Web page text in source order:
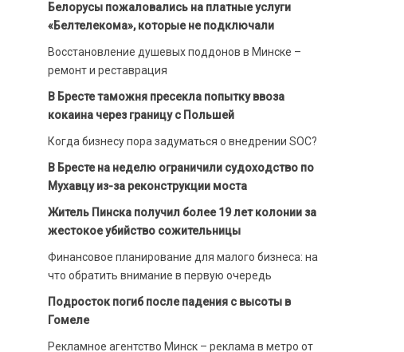
Белорусы пожаловались на платные услуги
«Белтелекома», которые не подключали
Восстановление душевых поддонов в Минске –
ремонт и реставрация
В Бресте таможня пресекла попытку ввоза
кокаина через границу с Польшей
Когда бизнесу пора задуматься о внедрении SOC?
В Бресте на неделю ограничили судоходство по
Мухавцу из-за реконструкции моста
Житель Пинска получил более 19 лет колонии за
жестокое убийство сожительницы
Финансовое планирование для малого бизнеса: на
что обратить внимание в первую очередь
Подросток погиб после падения с высоты в
Гомеле
Рекламное агентство Минск – реклама в метро от